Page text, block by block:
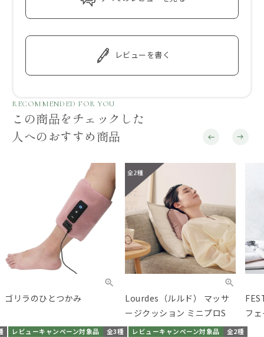
レビューを書く
RECOMMENDED FOR YOU
この商品をチェックした
人へのおすすめ商品
ゴリラのひとつかみ
レビューキャンペーン対象品 全3種
Lourdes（ルルド） マッサ
ージクッション ミニプロS
レビューキャンペーン対象品 全2種
フ
ナ